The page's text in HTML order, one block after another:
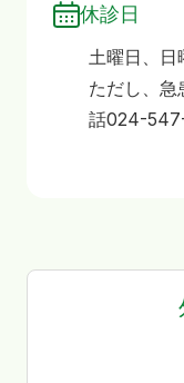
採用情報
寄附 お
休診日
土曜日、日
ただし、急
話024-547-